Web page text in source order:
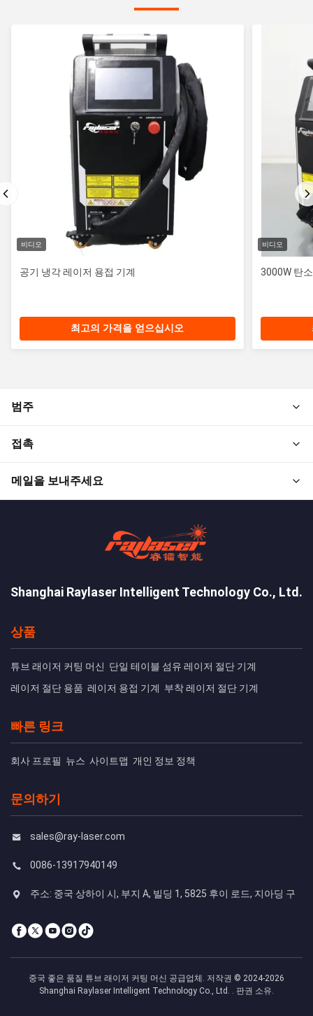
비디오
공기 냉각 레이저 용접 기계
최고의 가격을 얻으십시오
비디오
3000W 탄
범주
접촉
메일을 보내주세요
Shanghai Raylaser Intelligent Technology Co., Ltd.
상품
튜브 래이저 커팅 머신 단일 테이블 섬유 레이저 절단 기계
레이저 절단 용품 레이저 용접 기계 부착 레이저 절단 기계
빠른 링크
회사 프로필 뉴스 사이트맵 개인 정보 정책
문의하기
sales@ray-laser.com
0086-13917940149
주소: 중국 상하이 시, 부지 A, 빌딩 1, 5825 후이 로드, 지아딩 구
중국 좋은 품질 튜브 래이저 커팅 머신 공급업체. 저작권 © 2024-2026
Shanghai Raylaser Intelligent Technology Co., Ltd. . 판권 소유.